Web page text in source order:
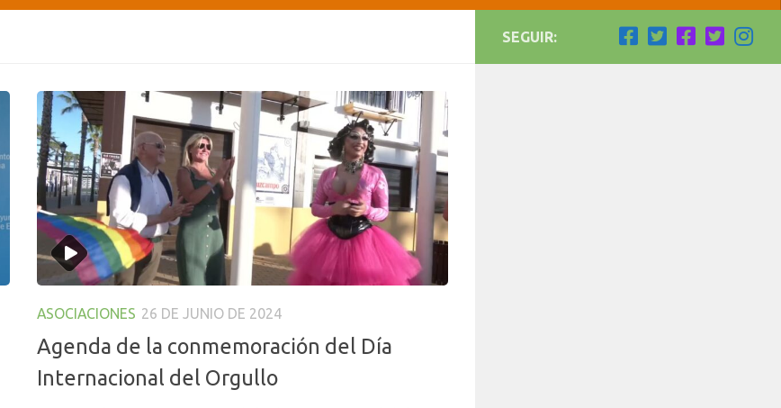
ASOCIACIONES 26 DE JUNIO DE 2024
Agenda de la conmemoración del Día
Internacional del Orgullo
SEGUIR: